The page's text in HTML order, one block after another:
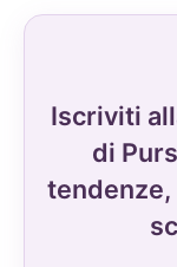
Iscriviti
di